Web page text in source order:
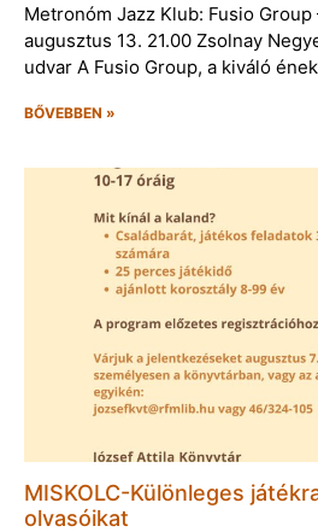
Metronóm Jazz Klub: Fusio
augusztus 13. 21.00 Zsolnay
udvar A Fusio Group, a kiváló
BŐVEBBEN »
MISKOLC-Különleges
olvasóikat